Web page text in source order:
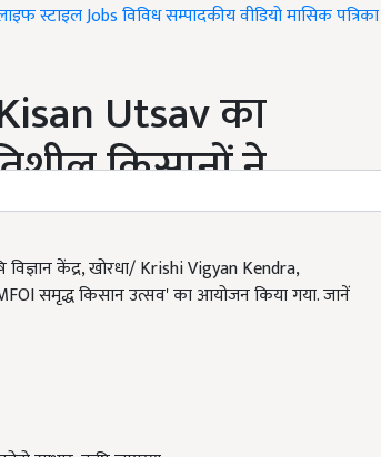
स्टाइलJobsविविधसम्पादकीयवीडियोमासिक पत्रिका
Utsav का
किसानों ने
केंद्र, खोरधा/ Krishi Vigyan Kendra,
समृद्ध किसान उत्सव' का आयोजन किया गया. जानें